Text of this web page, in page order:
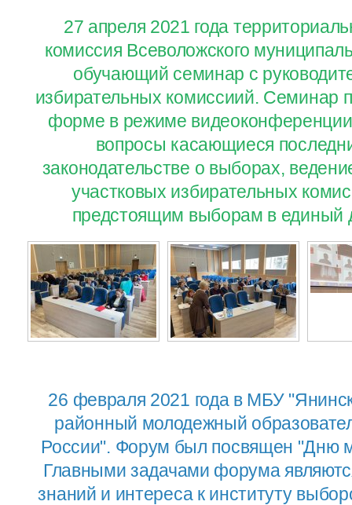
27 апреля 2021 года
комиссия Всеволожского
обучающий семинар с
избирательных комиссиий. Семинар
форме в режиме
вопросы касающиеся
законодательстве о выборах,
участковых избирательных
предстоящим выборам в единый
26 февраля 2021 года в МБУ
районный молодежный
России". Форум был посвящен "Дню
Главными задачами форума
знаний и интереса к институту